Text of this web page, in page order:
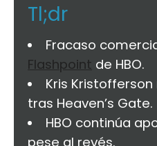
Tl;dr
Fracaso
Flashpoint de HBO.
Kris
tras Heaven’s Gate.
HBO continúa
pese al revés.